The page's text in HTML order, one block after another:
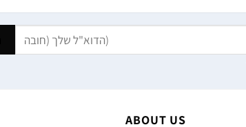
ABOUT US